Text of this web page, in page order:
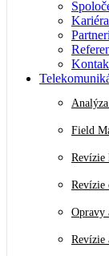
Kariéra
Partneri
Field
Revízie
Revízie
Opravy
Revízie